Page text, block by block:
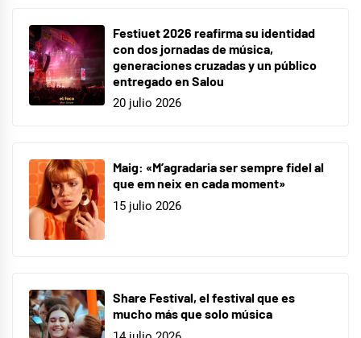
Festiuet 2026 reafirma su identidad
con dos jornadas de música,
generaciones cruzadas y un público
entregado en Salou
20 julio 2026
Maig: «M’agradaria ser sempre fidel al
que em neix en cada moment»
15 julio 2026
Share Festival, el festival que es
mucho más que solo música